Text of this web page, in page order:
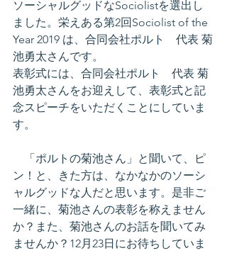
ソーシャルグッドなSociolistを選出し
ました。栄えある第2回Sociolist of the
Year 2019 は、合同会社ポルト　代表 菊
池勇太さんです。
表彰式には、合同会社ポルト　代表 菊
池勇太さんをお迎えして、表彰式と記
念スピーチをいただくことにしていま
す。
「ポルトの菊池さん」と聞いて、ピ
ン！と、きた方は、なかなかのソーシ
ャルグッドな人だと思います。是非ご
一緒に、菊池さんの表彰を称えません
か？また、菊池さんのお話を聞いてみ
ませんか？12月23日にお待ちしていま